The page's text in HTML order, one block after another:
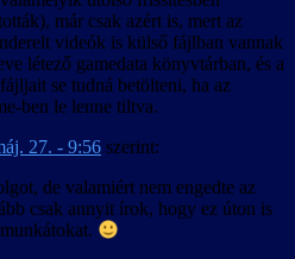
már csak azért is, mert az
videók is külső fájlban vannak
létező gamedata könyvtárban, és a
se tudná betölteni, ha az
ben le lenne tiltva.
27. - 9:56 szerint:
de valamiért nem engedte az
csak annyit írok, hogy ez úton is